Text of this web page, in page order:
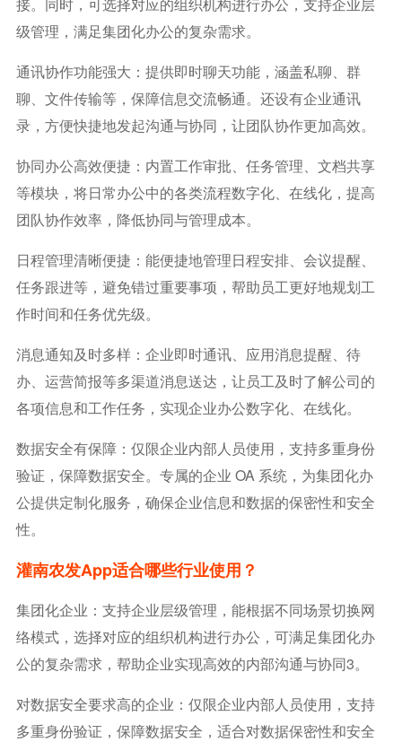
级管理，满足集团化办公的复杂需求。
通讯协作功能强大：提供即时聊天功能，涵盖私聊、群
聊、文件传输等，保障信息交流畅通。还设有企业通讯
录，方便快捷地发起沟通与协同，让团队协作更加高效。
协同办公高效便捷：内置工作审批、任务管理、文档共享
等模块，将日常办公中的各类流程数字化、在线化，提高
团队协作效率，降低协同与管理成本。
日程管理清晰便捷：能便捷地管理日程安排、会议提醒、
任务跟进等，避免错过重要事项，帮助员工更好地规划工
作时间和任务优先级。
消息通知及时多样：企业即时通讯、应用消息提醒、待
办、运营简报等多渠道消息送达，让员工及时了解公司的
各项信息和工作任务，实现企业办公数字化、在线化。
数据安全有保障：仅限企业内部人员使用，支持多重身份
验证，保障数据安全。专属的企业 OA 系统，为集团化办
公提供定制化服务，确保企业信息和数据的保密性和安全
性。
灌南农发app适合哪些行业使用？
集团化企业：支持企业层级管理，能根据不同场景切换网
络模式，选择对应的组织机构进行办公，可满足集团化办
公的复杂需求，帮助企业实现高效的内部沟通与协同3。
对数据安全要求高的企业：仅限企业内部人员使用，支持
多重身份验证，保障数据安全，适合对数据保密性和安全